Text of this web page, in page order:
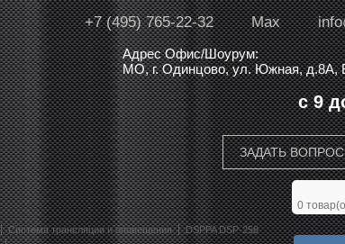
Max
+7 (495) 765-22-32
Адрес Офис/Шоурум:
МО, г. Одинцово, ул. Южная,
с 9
ЗАДАТЬ
0
Система трансляции и оповещения
DSPPA DSP-258